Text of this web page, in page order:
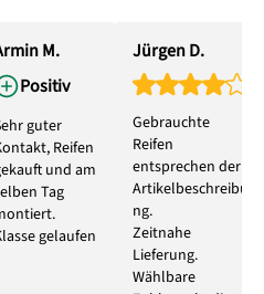
M.
Positiv
guter
Reifen
und am
Tag
gelaufen
Jürgen D.
Gebrauchte
Reifen
entsprechen der
Artikelbeschreibu
ng.
Zeitnahe
Lieferung.
Wählbare